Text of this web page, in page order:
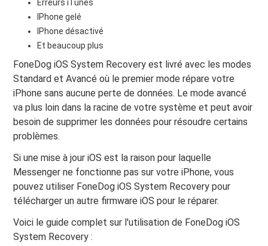
Erreurs iTunes
IPhone gelé
IPhone désactivé
Et beaucoup plus
FoneDog iOS System Recovery est livré avec les modes
Standard et Avancé où le premier mode répare votre
iPhone sans aucune perte de données. Le mode avancé
va plus loin dans la racine de votre système et peut avoir
besoin de supprimer les données pour résoudre certains
problèmes.
Si une mise à jour iOS est la raison pour laquelle
Messenger ne fonctionne pas sur votre iPhone, vous
pouvez utiliser FoneDog iOS System Recovery pour
télécharger un autre firmware iOS pour le réparer.
Voici le guide complet sur l'utilisation de FoneDog iOS
System Recovery :